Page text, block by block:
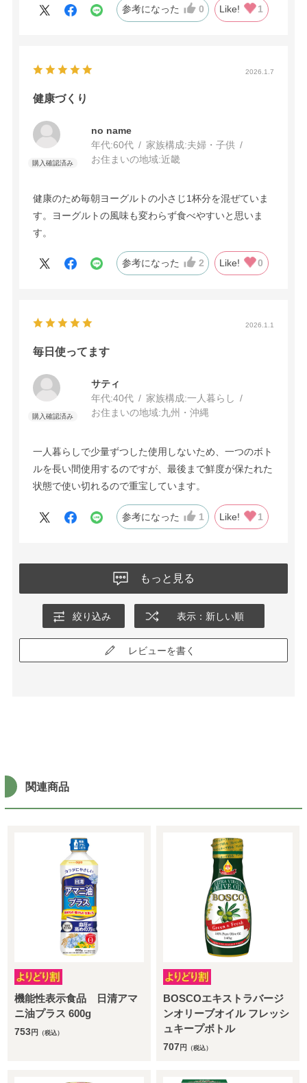
参考になった 0 Like! 1
2026.1.7
健康づくり
no name
年代:60代 家族構成:夫婦・子供
お住まいの地域:近畿
健康のため毎朝ヨーグルトの小さじ1杯分を混ぜていま
す。ヨーグルトの風味も変わらず食べやすいと思いま
す。
参考になった 2 Like! 0
2026.1.1
毎日使ってます
サティ
年代:40代 家族構成:一人暮らし
お住まいの地域:九州・沖縄
一人暮らしで少量ずつした使用しないため、一つのボト
ルを長い間使用するのですが、最後まで鮮度が保たれた
状態で使い切れるので重宝しています。
参考になった 1 Like! 1
もっと見る
絞り込み 表示：新しい順
レビューを書く
関連商品
機能性表示食品 日清アマ
ニ油プラス 600g
753円 （税込）
BOSCOエキストラバージ
ンオリーブオイル フレッシ
ュキープボトル
707円 （税込）